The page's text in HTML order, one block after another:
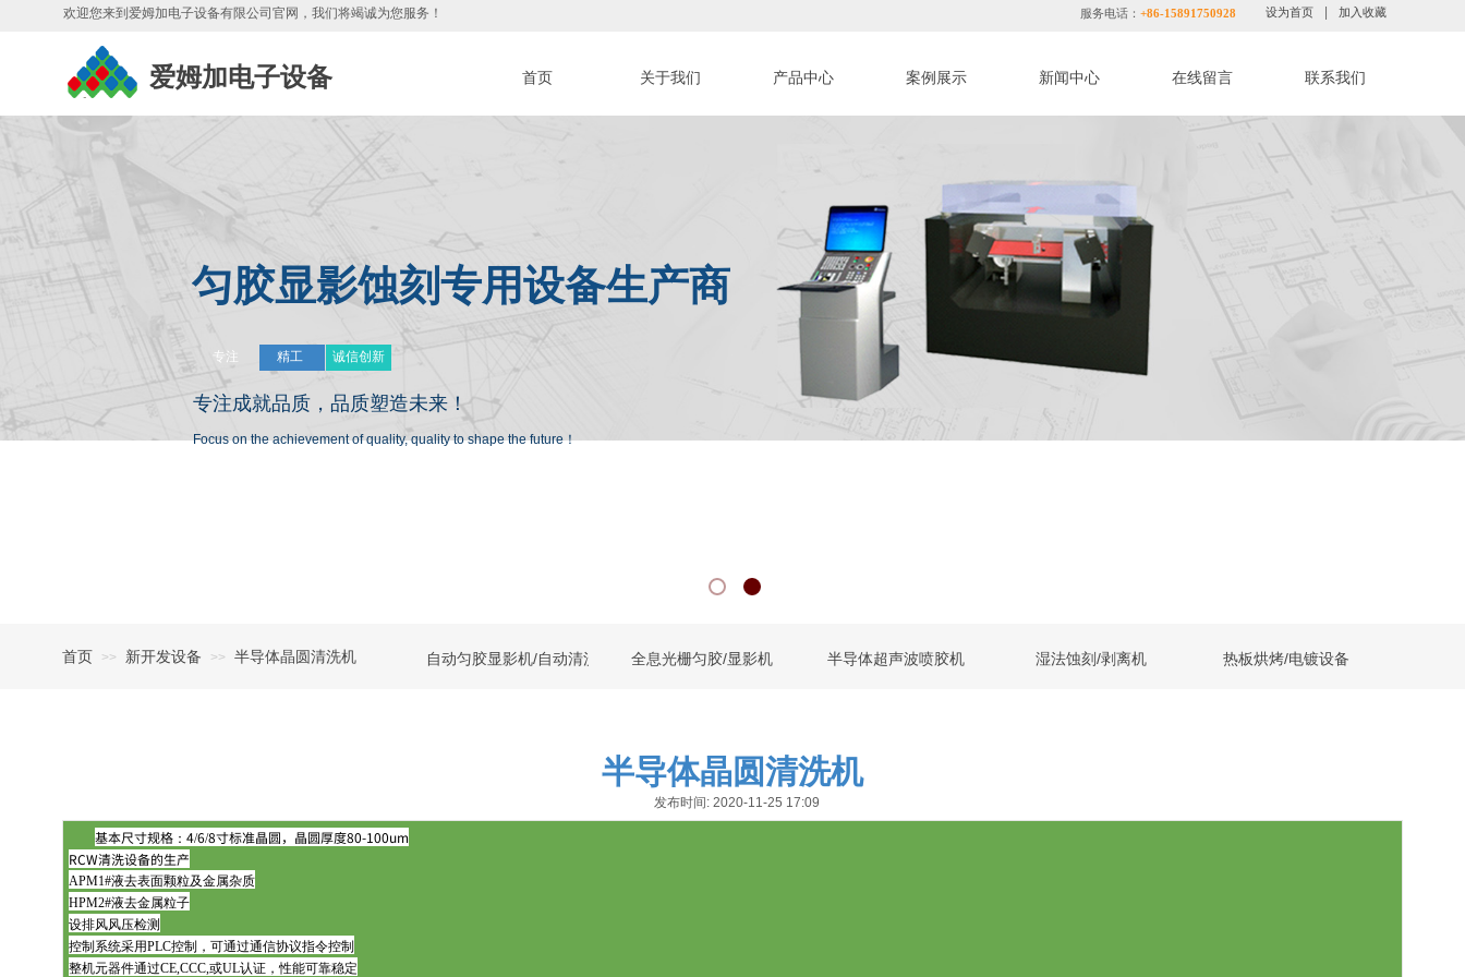
欢迎您来到爱姆加电子设备有限公司官网，我们将竭诚为您服务 ！ 服务电话： +86-15891750928 设为首页 加入收藏
首页 关于我们 产品中心 案例展示 新闻中心 在线留言 联系我们
爱姆加电子设备
匀胶显影蚀刻专用设备生产商
诚信创新
专注 精工
专注成就品质， 品质塑造未来！
Focus on the achievement of quality, quality to shape the future！
首页 >> 新开发设备 >> 半导体晶圆清洗机 自动匀胶显影机/自动清洗机 全息光栅匀胶/显影机 半导体超声波喷胶机 湿法蚀刻/剥离机 热板烘烤/电镀设备
半导体晶圆清洗机
发布时间: 2020-11-25 17:09
基本尺寸规格：4/6/8寸标准晶圆，晶圆厚度80-100um
RCW清洗设备的生产
APM1#液去表面颗粒及金属杂质
HPM2#液去金属粒子
设排风风压检测
控制系统采用PLC控制，可通过通信协议指令控制
整机元器件通过CE,CCC,或UL认证，性能可靠稳定